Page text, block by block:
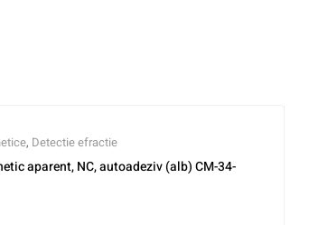
, Detectie efractie
aparent, NC, autoadeziv (alb) CM-34-